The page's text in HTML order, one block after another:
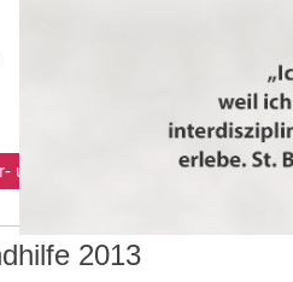
und Jugendhilfe
2013